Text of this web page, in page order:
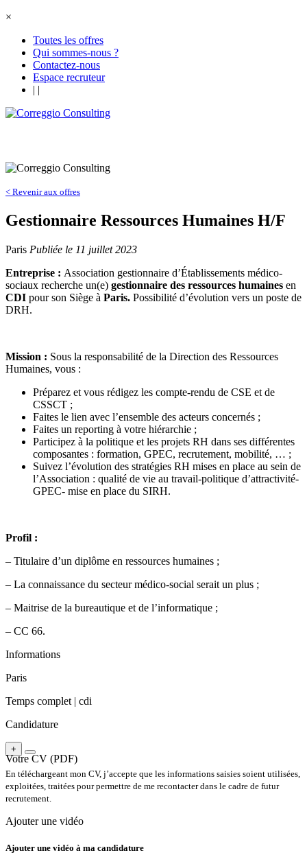
×
Toutes les offres
Qui sommes-nous ?
Contactez-nous
Espace recruteur
| |
< Revenir aux offres
Gestionnaire Ressources Humaines H/F
Paris Publiée le 11 juillet 2023
Entreprise : Association gestionnaire d’Établissements médico-
sociaux recherche un(e) gestionnaire des ressources humaines en
CDI pour son Siège à Paris. Possibilité d’évolution vers un poste de
DRH.
Mission : Sous la responsabilité de la Direction des Ressources
Humaines, vous :
Préparez et vous rédigez les compte-rendu de CSE et de
CSSCT ;
Faites le lien avec l’ensemble des acteurs concernés ;
Faites un reporting à votre hiérarchie ;
Participez à la politique et les projets RH dans ses différentes
composantes : formation, GPEC, recrutement, mobilité, … ;
Suivez l’évolution des stratégies RH mises en place au sein de
l’Association : qualité de vie au travail-politique d’attractivité-
GPEC- mise en place du SIRH.
Profil :
– Titulaire d’un diplôme en ressources humaines ;
– La connaissance du secteur médico-social serait un plus ;
– Maitrise de la bureautique et de l’informatique ;
– CC 66.
Informations
Paris
Temps complet | cdi
Candidature
Votre CV (PDF)
+
En téléchargeant mon CV, j’accepte que les informations saisies soient utilisées,
exploitées, traitées pour permettre de me recontacter dans le cadre de futur
recrutement.
Ajouter une vidéo
Ajouter une vidéo à ma candidature